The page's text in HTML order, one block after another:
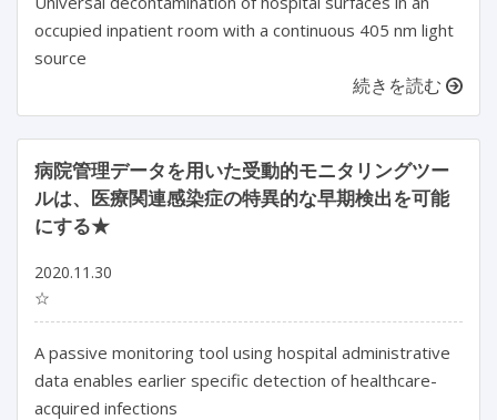
occupied inpatient room with a continuous 405 nm light
source
続きを読む
病院管理データを用いた受動的モニタリングツー
ルは、医療関連感染症の特異的な早期検出を可能
にする★
2020.11.30
☆
A passive monitoring tool using hospital administrative
data enables earlier specific detection of healthcare-
acquired infections